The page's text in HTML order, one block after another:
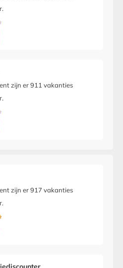
zijn er 911 vakanties
zijn er 917 vakanties